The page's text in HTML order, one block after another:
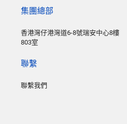
集團總部
香港灣仔港灣道6-8號瑞安中心8樓
803室
聯繫
聯繫我們